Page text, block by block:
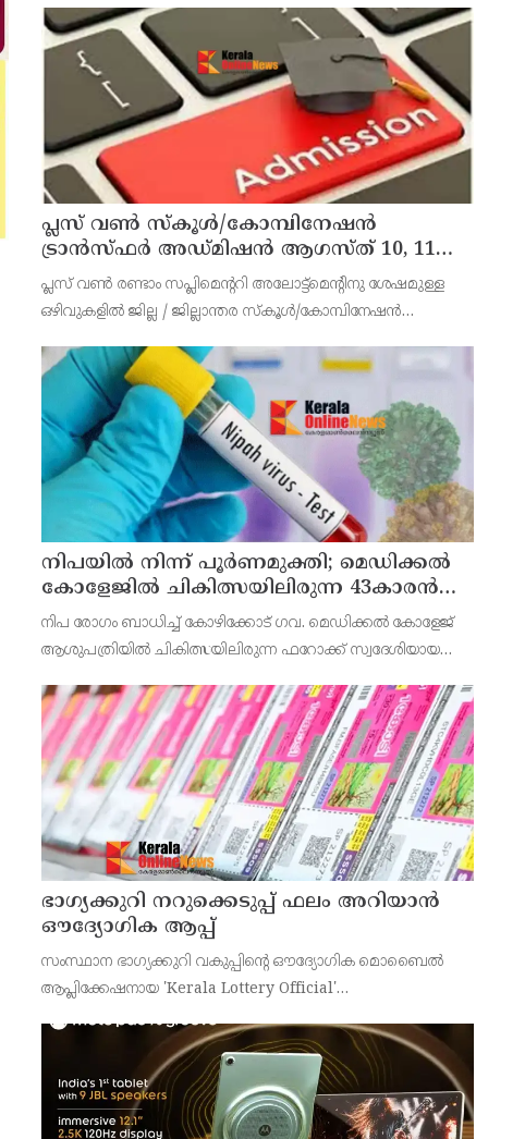
പ്ലസ് വൺ സ്‌കൂൾ/കോമ്പിനേഷൻ
ട്രാൻസ്ഫർ അഡ്മിഷൻ ആഗസ്ത് 10, 11
തീയതികളിൽ
പ്ലസ് വൺ രണ്ടാം സപ്ലിമെന്ററി അലോട്ട്‌മെന്റിനു ശേഷമുള്ള
ഒഴിവുകളിൽ ജില്ല / ജില്ലാന്തര സ്‌കൂൾ/കോമ്പിനേഷൻ
ആഗസ്റ്റ് 7 ന് വൈകിട്ട് 4 മണി വരെ നൽകിയിരുന്നു
നിപയിൽ നിന്ന് പൂർണമുക്തി; മെഡിക്കൽ
കോളേജിൽ ചികിത്സയിലിരുന്ന 43കാരൻ
വീട്ടിലേക്ക് മടങ്ങി
നിപ രോഗം ബാധിച്ച് കോഴിക്കോട് ഗവ. മെഡിക്കൽ കോളേജ്
ആശുപത്രിയിൽ ചികിത്സയിലിരുന്ന ഫറോക്ക് സ്വദേശിയായ
ഭാഗ്യക്കുറി നറുക്കെടുപ്പ് ഫലം അറിയാൻ
ഔദ്യോഗിക ആപ്പ്
സംസ്ഥാന ഭാഗ്യക്കുറി വകുപ്പിന്റെ ഔദ്യോഗിക മൊബൈൽ
ആപ്ലിക്കേഷനായ 'Kerala Lottery Official'
ഭാഗ്യക്കുറി വകുപ്പ് ഡയറക്ടർ അഞ്ജു കെ എസ് അറിയിച്ചു.